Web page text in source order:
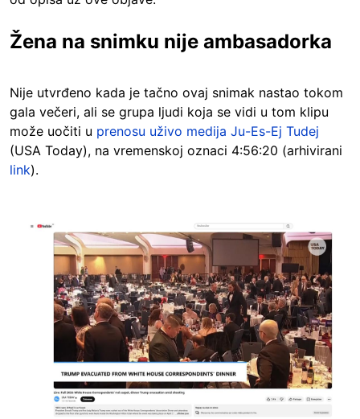
Žena na snimku nije ambasadorka
Nije utvrđeno kada je tačno ovaj snimak nastao tokom
gala večeri, ali se grupa ljudi koja se vidi u tom klipu
može uočiti u prenosu uživo medija Ju-Es-Ej Tudej
(USA Today), na vremenskoj oznaci 4:56:20 (arhivirani
link).
Image